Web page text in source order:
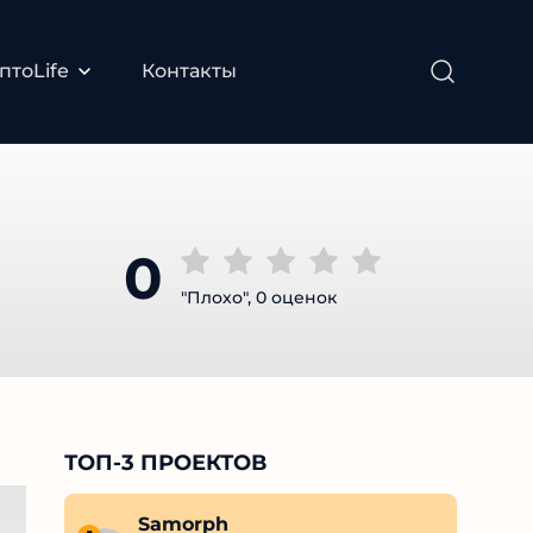
Контакты
0 "Плохо", 0 оценок
Hartukov Dima
ТОП-3 ПРОЕКТОВ
Samorph